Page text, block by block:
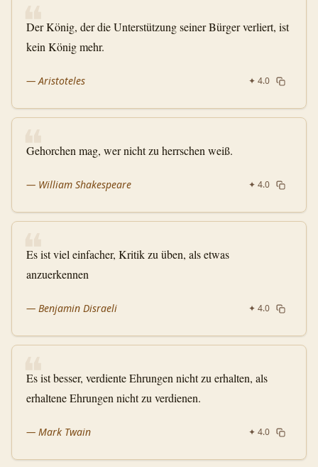
❝
Der König, der die Unterstützung seiner Bürger verliert, ist
kein König mehr.
—Aristoteles ✦ 4.0
❝
Gehorchen mag, wer nicht zu herrschen weiß.
— William Shakespeare ✦ 4.0
❝
Es ist viel einfacher, Kritik zu üben, als etwas
anzuerkennen
— Benjamin Disraeli ✦ 4.0
❝
Es ist besser, verdiente Ehrungen nicht zu erhalten, als
erhaltene Ehrungen nicht zu verdienen.
— Mark Twain ✦ 4.0